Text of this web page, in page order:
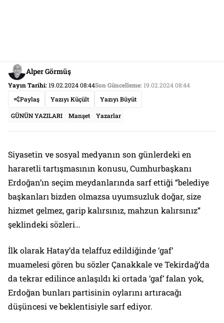
Alper Görmüş
Yayın Tarihi:19.02.2024 08:44Son Güncelleme:19.02.2024 08:44
Paylaş
Yazıyı Küçült Yazıyı Büyüt
GÜNÜN YAZILARI Manşet Yazarlar
Siyasetin ve sosyal medyanın son günlerdeki en
hararetli tartışmasının konusu, Cumhurbaşkanı
Erdoğan’ın seçim meydanlarında sarf ettiği “belediye
başkanları bizden olmazsa uyumsuzluk doğar, size
hizmet gelmez, garip kalırsınız, mahzun kalırsınız”
şeklindeki sözleri…
İlk olarak Hatay’da telaffuz edildiğinde ‘gaf’
muamelesi gören bu sözler Çanakkale ve Tekirdağ’da
da tekrar edilince anlaşıldı ki ortada ‘gaf’ falan yok,
Erdoğan bunları partisinin oylarını artıracağı
düşüncesi ve beklentisiyle sarf ediyor.